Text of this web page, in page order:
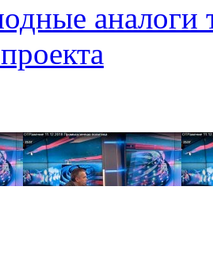
аналоги